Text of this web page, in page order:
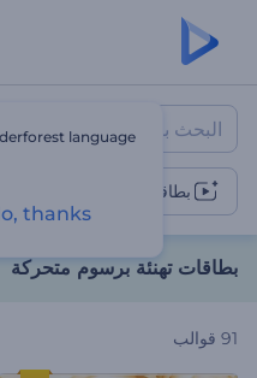
بطاقات تهنئة
بطاقات ترحيبية
بطاقات تهنئة برسوم متحركة
91 قوالب
language
thanks